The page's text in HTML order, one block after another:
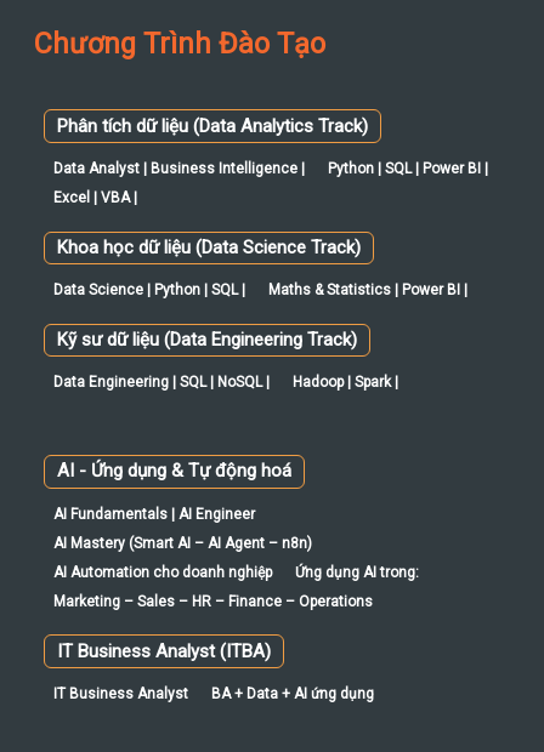
Chương Trình Đào Tạo
Phân tích dữ liệu (Data Analytics Track)
Data Analyst | Business Intelligence |
Python | SQL | Power BI |
Excel | VBA |
Khoa học dữ liệu (Data Science Track)
Data Science | Python | SQL | Maths & Statistics | Power BI |
Kỹ sư dữ liệu (Data Engineering Track)
Data Engineering | SQL | NoSQL | Hadoop | Spark |
AI - Ứng dụng & Tự động hoá
AI Fundamentals | AI Engineer
AI Mastery (Smart AI – AI Agent – n8n)
AI Automation cho doanh nghiệp
Ứng dụng AI trong:
Marketing – Sales – HR – Finance – Operations
IT Business Analyst (ITBA)
IT Business Analyst BA + Data + AI ứng dụng